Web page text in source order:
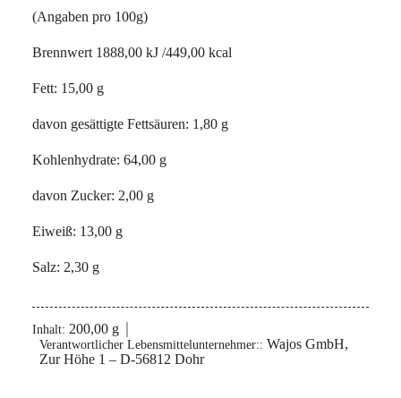
(Angaben pro 100g)
Brennwert 1888,00 kJ /449,00 kcal
Fett: 15,00 g
davon gesättigte Fettsäuren: 1,80 g
Kohlenhydrate: 64,00 g
davon Zucker: 2,00 g
Eiweiß: 13,00 g
Salz: 2,30 g
Inhalt: 200,00 g
Verantwortlicher Lebensmittelunternehmer:: Wajos GmbH,
Zur Höhe 1 – D-56812 Dohr